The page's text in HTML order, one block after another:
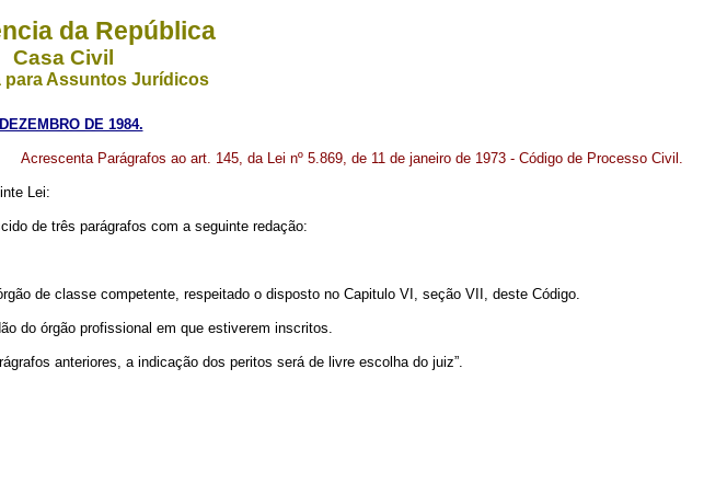
da República
Casa Civil
para Assuntos Jurídicos
DE 1984.
Acrescenta Parágrafos ao art. 145, da Lei nº 5.869, de 11 de janeiro de 1973 - Código de Processo Civil.
Lei:
de três parágrafos com a seguinte redação:
de classe competente, respeitado o disposto no Capitulo VI, seção VII, deste Código.
do órgão profissional em que estiverem inscritos.
anteriores, a indicação dos peritos será de livre escolha do juiz”.